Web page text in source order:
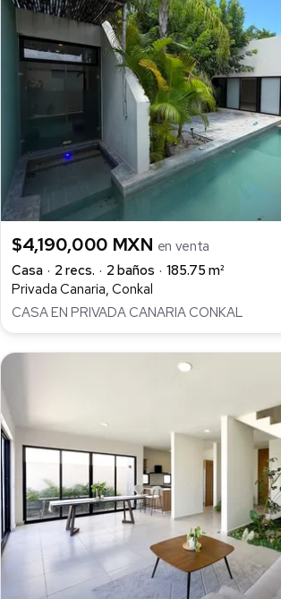
$4,190,000 MXN en venta
Casa
2 recs. 2 baños
185.75 m²
Privada Canaria, Conkal
CASA EN PRIVADA CANARIA CONKAL